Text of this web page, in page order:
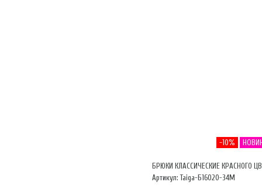
-10%
БРЮКИ КЛАССИЧЕСКИЕ КРАСНОГО
Артикул: Taiga-Б16020-34М